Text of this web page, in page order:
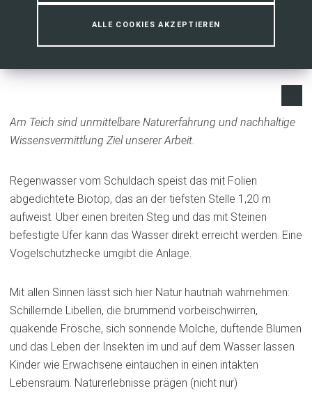
ALLE COOKIES AKZEPTIEREN
Am Teich sind unmittelbare Naturerfahrung und nachhaltige
Wissensvermittlung Ziel unserer Arbeit.
Regenwasser vom Schuldach speist das mit Folien
abgedichtete Biotop, das an der tiefsten Stelle 1,20 m
aufweist. Über einen breiten Steg und das mit Steinen
befestigte Ufer kann das Wasser direkt erreicht werden. Eine
Vogelschutzhecke umgibt die Anlage.
Mit allen Sinnen lässt sich hier Natur hautnah wahrnehmen:
Schillernde Libellen, die brummend vorbeischwirren,
quakende Frösche, sich sonnende Molche, duftende Blumen
und das Leben der Insekten im und auf dem Wasser lassen
Kinder wie Erwachsene eintauchen in einen intakten
Lebensraum. Naturerlebnisse prägen (nicht nur)